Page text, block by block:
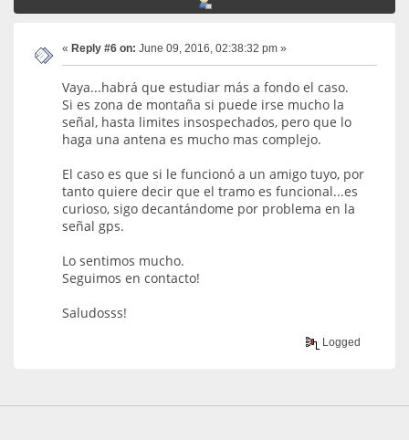
« Reply #6 on: June 09, 2016, 02:38:32 pm »
Vaya...habrá que estudiar más a fondo el caso.
Si es zona de montaña si puede irse mucho la
señal, hasta limites insospechados, pero que lo
haga una antena es mucho mas complejo.
El caso es que si le funcionó a un amigo tuyo, por
tanto quiere decir que el tramo es funcional...es
curioso, sigo decantándome por problema en la
señal gps.
Lo sentimos mucho.
Seguimos en contacto!
Saludosss!
Logged